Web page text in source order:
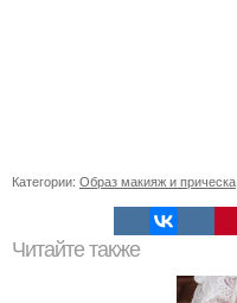
Категории: Образ макияж и прическа
Читайте также